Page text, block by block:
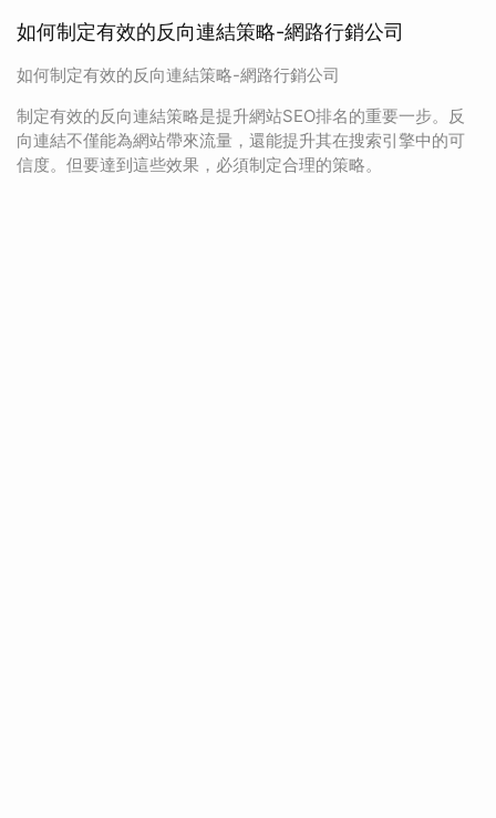
如何制定有效的反向連結策略-網路行銷公司
如何制定有效的反向連結策略-網路行銷公司
制定有效的反向連結策略是提升網站SEO排名的重要一步。反
向連結不僅能為網站帶來流量，還能提升其在搜索引擎中的可
信度。但要達到這些效果，必須制定合理的策略。